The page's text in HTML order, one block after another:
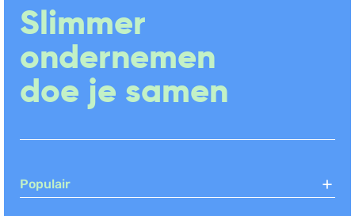
Slimmer
ondernemen
doe je samen
Populair